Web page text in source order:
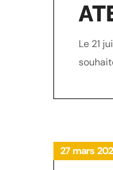
Le 21
27 mars